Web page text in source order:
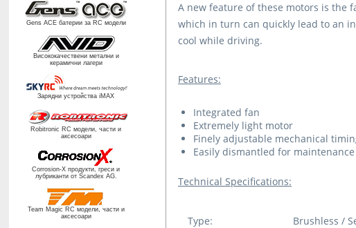
A new feature of these motors is the
which in turn can quickly lead to an
cool while driving.
Features:
Integrated fan
Extremely light motor
Finely adjustable mechanical
Easily dismantled for maintenance
Technical Specifications:
Type:
Brushless /
Gens ACE батерии за RC модели
Висококачествени метални и
керамични лагери
Зарядни устройства iMAX
Robitronic RC модели, части и
аксесоари
Corrosion-X продукти, греси и
лубриканти от Scandex AG.
Team Magic RC модели, части и
аксесоари